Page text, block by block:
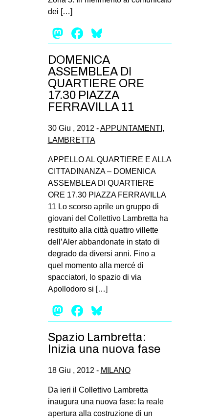
dei […]
Mastodon
Facebook
DOMENICA
ASSEMBLEA DI
QUARTIERE ORE
17.30 PIAZZA
FERRAVILLA 11
30 Giu , 2012 -APPUNTAMENTI ,
LAMBRETTA
APPELLO AL QUARTIERE E ALLA
CITTADINANZA – DOMENICA
ASSEMBLEA DI QUARTIERE
ORE 17.30 PIAZZA FERRAVILLA
11 Lo scorso aprile un gruppo di
giovani del Collettivo Lambretta ha
restituito alla città quattro villette
dell’Aler abbandonate in stato di
degrado da diversi anni. Fino a
quel momento alla mercé di
spacciatori, lo spazio di via
Apollodoro si […]
Mastodon
Facebook
Spazio Lambretta:
Inizia una nuova fase
18 Giu , 2012 - MILANO
Da ieri il Collettivo Lambretta
inaugura una nuova fase: la reale
apertura alla costruzione di un